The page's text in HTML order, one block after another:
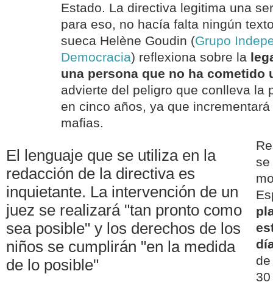
Estado. La directiva legitima una
para eso, no hacía falta ningún
sueca Helène Goudin (Grupo
Democracia) reflexiona sobre la
una persona que no ha cometido
advierte del peligro que conlleva la
en cinco años, ya que
mafias.
El lenguaje que se utiliza en la
redacción de la directiva es
inquietante. La intervención de un
juez se realizará "tan pronto como
sea posible" y los derechos de los
niños se cumplirán "en la medida
de lo posible"
se